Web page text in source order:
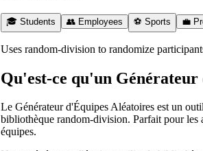
🎓 Students 👥 Employees ⚽ Sports 💼
Uses random-division to randomize
Qu'est-ce qu'un
Le Générateur d'Équipes Aléatoires est un
bibliothèque random-division. Parfait pour les
équipes.